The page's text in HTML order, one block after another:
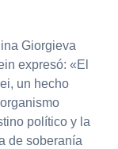
Giorgieva
expresó: «El
un hecho
político y la
de soberanía